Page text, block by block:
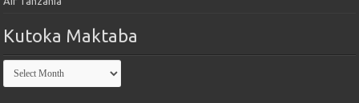
Kutoka Maktaba
Kutoka
Maktaba